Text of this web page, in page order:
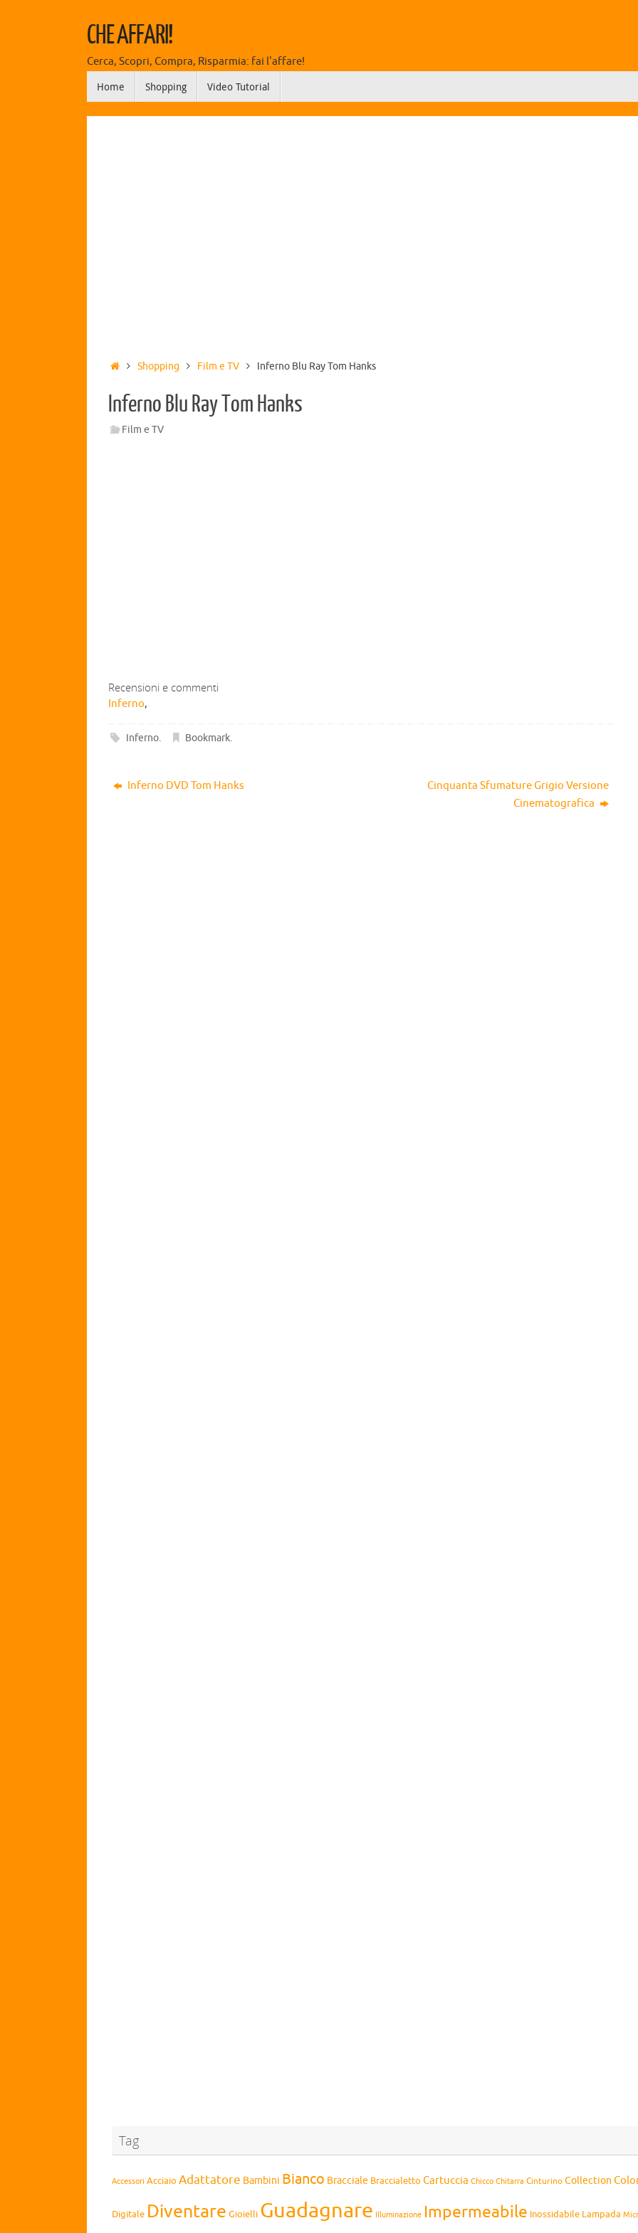
CHE AFFARI!
Cerca, Scopri, Compra, Risparmia: fai l'affare!
Home
Shopping Video Tutorial
Shopping Film e TV Inferno Blu Ray Tom Hanks
Inferno Blu Ray Tom Hanks
Film e TV
Recensioni e commenti
Inferno,
Inferno. Bookmark.
Inferno DVD Tom Hanks
Cinquanta Sfumature Grigio Versione
Cinematografica
Tag
Accessori Acciaio Adattatore Bambini Bianco Bracciale Braccialetto Cartuccia Chicco Chitarra Cinturino Collection
Digitale Diventare Gioielli Guadagnare Illuminazione Impermeabile Inossidabile Lampada